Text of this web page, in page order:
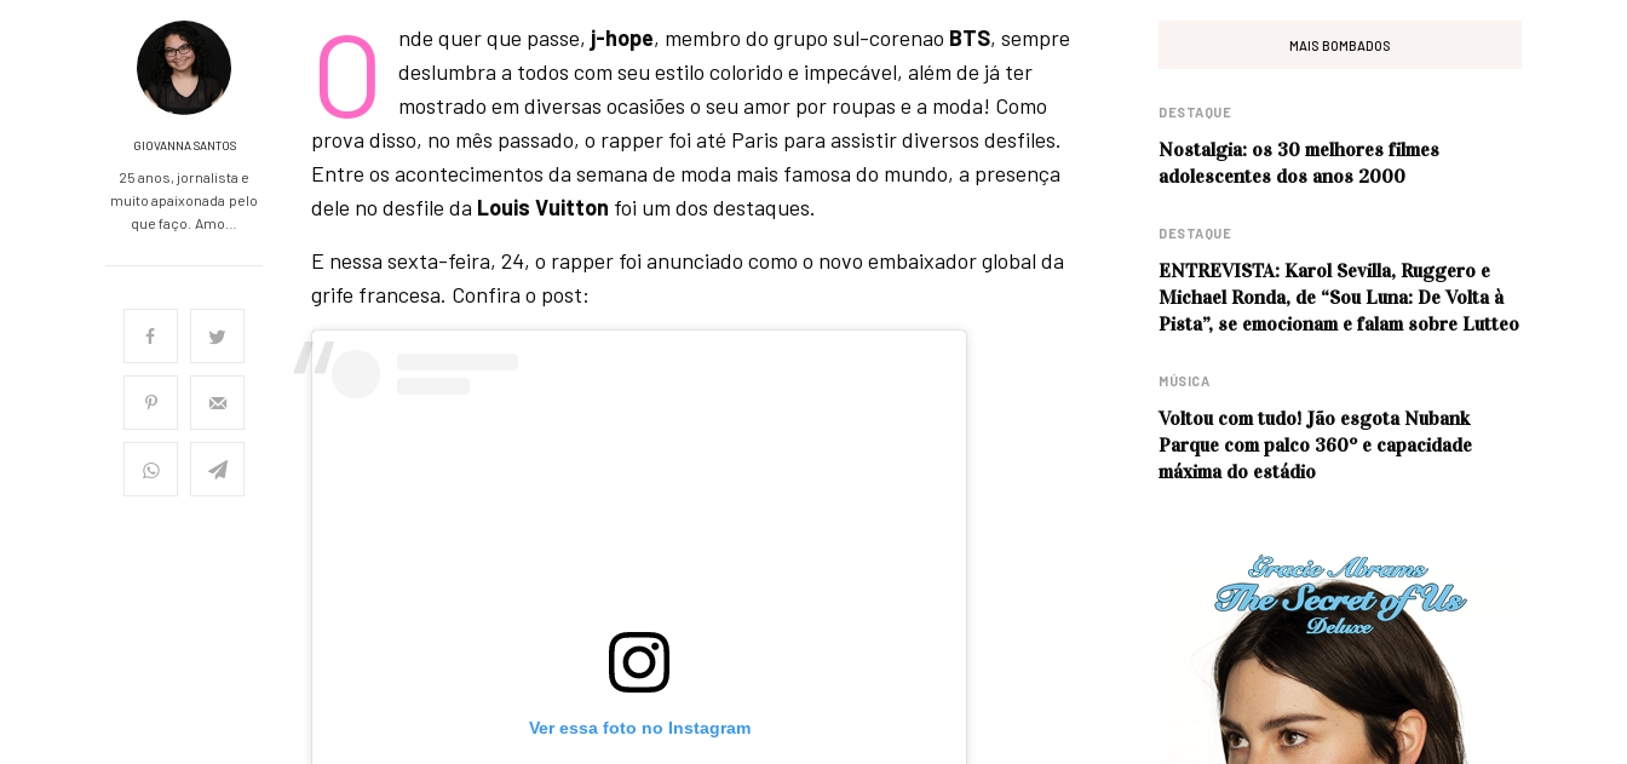
GIOVANNA SANTOS
25 anos, jornalista e
muito apaixonada pelo
que faço. Amo…
O nde quer que passe, j-hope, membro do grupo sul-corenao BTS, sempre
deslumbra a todos com seu estilo colorido e impecável, além de já ter
mostrado em diversas ocasiões o seu amor por roupas e a moda! Como
prova disso, no mês passado, o rapper foi até Paris para assistir diversos desfiles.
Entre os acontecimentos da semana de moda mais famosa do mundo, a presença
dele no desfile da Louis Vuitton foi um dos destaques.
E nessa sexta-feira, 24, o rapper foi anunciado como o novo embaixador global da
grife francesa. Confira o post:
Ver essa foto no Instagram
MAIS BOMBADOS
DESTAQUE
Nostalgia: os 30 melhores filmes
adolescentes dos anos 2000
DESTAQUE
ENTREVISTA: Karol Sevilla, Ruggero e
Michael Ronda, de “Sou Luna: De Volta à
Pista”, se emocionam e falam sobre Lutteo
MÚSICA
Voltou com tudo! Jão esgota Nubank
Parque com palco 360º e capacidade
máxima do estádio